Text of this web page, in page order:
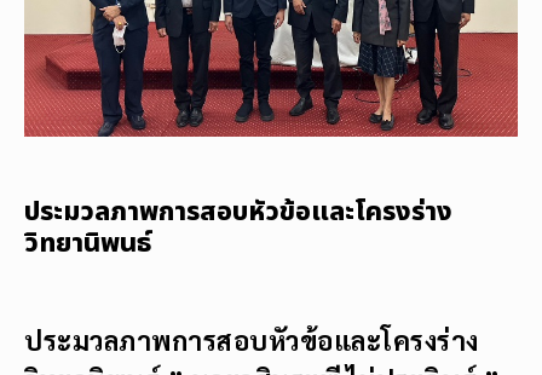
ประมวลภาพการสอบหัวข้อและโครงร่าง
วิทยานิพนธ์
ประมวลภาพการสอบหัวข้อและโครงร่าง